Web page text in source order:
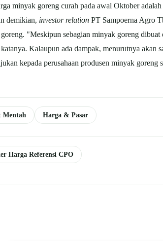
minyak goreng curah pada awal Oktober
demikian, investor relation PT Sampoerna Agro
"Meskipun sebagian minyak goreng
Kalaupun ada dampak, menurutnya
kepada perusahaan produsen minyak
Mentah Harga & Pasar
Harga Referensi CPO